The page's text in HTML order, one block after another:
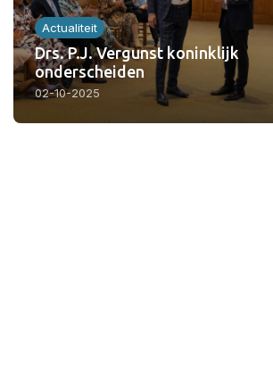
Actualiteit
Drs. P.J. Vergunst koninklijk
onderscheiden
02-10-2025